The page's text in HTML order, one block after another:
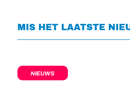
MIS HET LAATSTE
NIEUWS